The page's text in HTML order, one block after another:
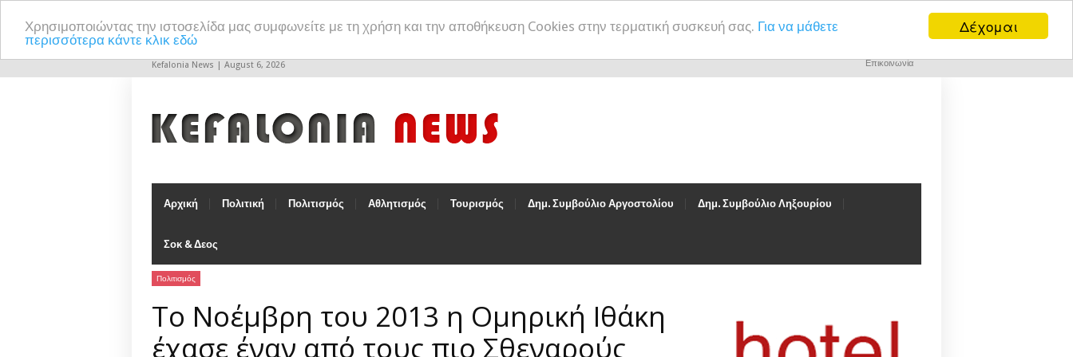
Δέχομαι
Χρησιμοποιώντας την ιστοσελίδα μας συμφωνείτε με τη χρήση και την αποθήκευση Cookies στην τερματική συσκευή σας. Για να μάθετε
περισσότερα κάντε κλικ εδώ
Kefalonia News | August 6, 2026 Επικοινωνία
Αρχική Πολιτική Πολιτισμός Αθλητισμός Τουρισμός Δημ. Συμβούλιο Αργοστολίου Δημ. Συμβούλιο Ληξουρίου
Σοκ & Δεος
Πολιτισμός
Το Νοέμβρη του 2013 η Ομηρική Ιθάκη
έχασε έναν από τους πιο Σθεναρούς